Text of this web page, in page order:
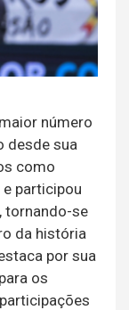
número
desde sua
como
participou
tornando-se
da história
por sua
os